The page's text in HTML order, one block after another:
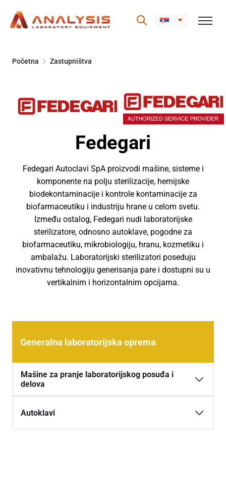
Početna Zastupništva
Fedegari
Fedegari Autoclavi SpA proizvodi mašine, sisteme i
komponente na polju sterilizacije, hemijske
biodekontaminacije i kontrole kontaminacije za
biofarmaceutiku i industriju hrane u celom svetu.
Između ostalog, Fedegari nudi laboratorijske
sterilizatore, odnosno autoklave, pogodne za
biofarmaceutiku, mikrobiologiju, hranu, kozmetiku i
ambalažu. Laboratorijski sterilizatori poseduju
inovativnu tehnologiju generisanja pare i dostupni su u
vertikalnim i horizontalnim opcijama.
Generalna laboratorijska oprema
Mašine za pranje laboratorijskog posuđa i
delova
Specijalne mašine za pranje laboratorijskog posuđa
Autoklavi